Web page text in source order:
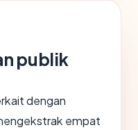
publik
dengan
empat